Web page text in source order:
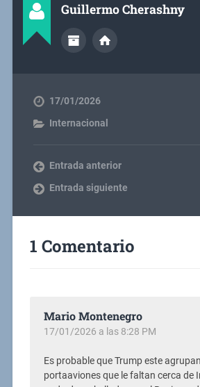
Guillermo Cherashny
17/01/2026
Internacional
Entrada anterior
Entrada siguiente
1 Comentario
Mario Montenegro
17/01/2026 a las 8:28 PM
Es probable que Trump este
portaaviones que le faltan cerca de